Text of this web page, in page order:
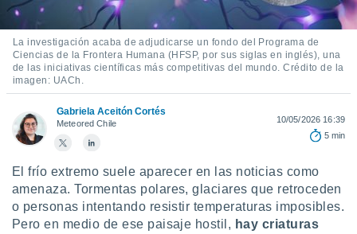
a la
la
todas
ya sean
nos
análisis
así como
perfil
y
CONFIGURACIÓN
La investigación acaba de adjudicarse un fondo del Programa de
Ciencias de la Frontera Humana (HFSP, por sus siglas en inglés), una
de las iniciativas científicas más competitivas del mundo. Crédito de la
imagen: UACh.
Gabriela Aceitón Cortés
Meteored Chile
10/05/2026 16:39
5 min
El frío extremo suele aparecer en las noticias como
amenaza. Tormentas polares, glaciares que retroceden
o personas intentando resistir temperaturas imposibles.
Pero en medio de ese paisaje hostil, hay criaturas